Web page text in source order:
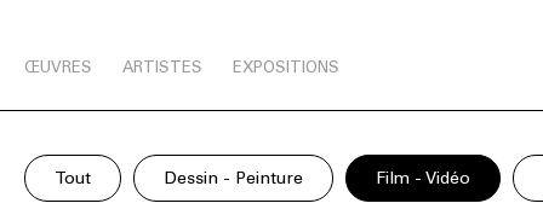
ŒUVRES ARTISTES EXPOSITIONS
Tout Dessin - Peinture Film - Vidéo